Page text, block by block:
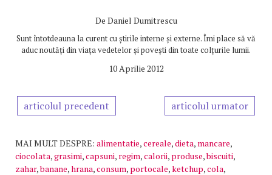
De Daniel Dumitrescu
Sunt întotdeauna la curent cu știrile interne și externe. Îmi place să vă
aduc noutăți din viața vedetelor și povești din toate colțurile lumii.
10 Aprilie 2012
articolul precedent articolul urmator
MAI MULT DESPRE: alimentatie,cereale,dieta, mancare,
ciocolata,grasimi,capsuni, regim,calorii, produse,biscuiti,
zahar,banane,hrana,consum, portocale,ketchup,cola,